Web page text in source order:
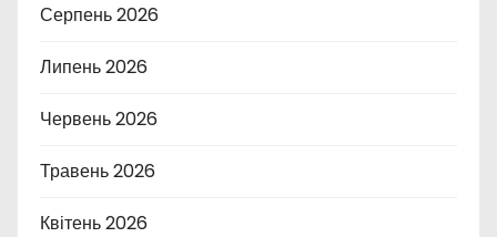
Серпень 2026
Липень 2026
Червень 2026
Травень 2026
Квітень 2026